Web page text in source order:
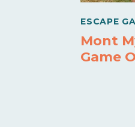
ESCAPE
Mont
Game